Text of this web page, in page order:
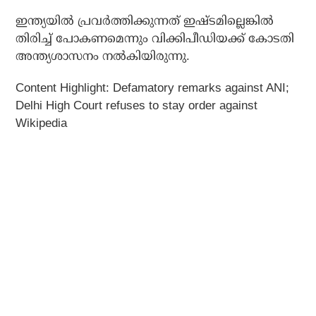
ഇന്ത്യയില്‍ പ്രവര്‍ത്തിക്കുന്നത് ഇഷ്ടമില്ലെങ്കില്‍
തിരിച്ച് പോകണമെന്നും വിക്കിപീഡിയക്ക് കോടതി
അന്ത്യശാസനം നല്‍കിയിരുന്നു.
Content Highlight: Defamatory remarks against ANI;
Delhi High Court refuses to stay order against
Wikipedia